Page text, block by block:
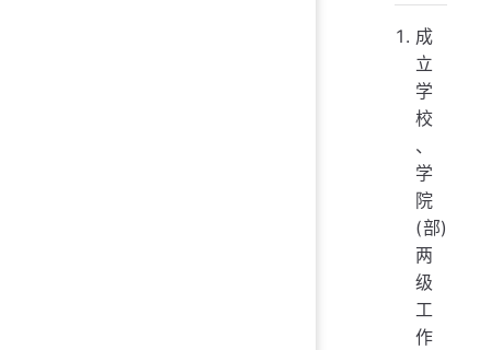
成
立
学
校
、
学
院
(部)
两
级
工
作